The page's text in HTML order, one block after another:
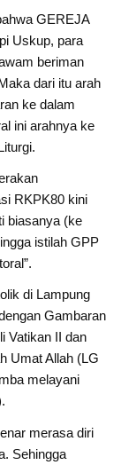
GEREJA
Uskup, para
beriman
dari itu arah
ke dalam
ini arahnya ke
RKPK80 kini
biasanya (ke
istilah GPP
di Lampung
Gambaran
Vatikan II dan
Umat Allah (LG
melayani
merasa diri
Sehingga